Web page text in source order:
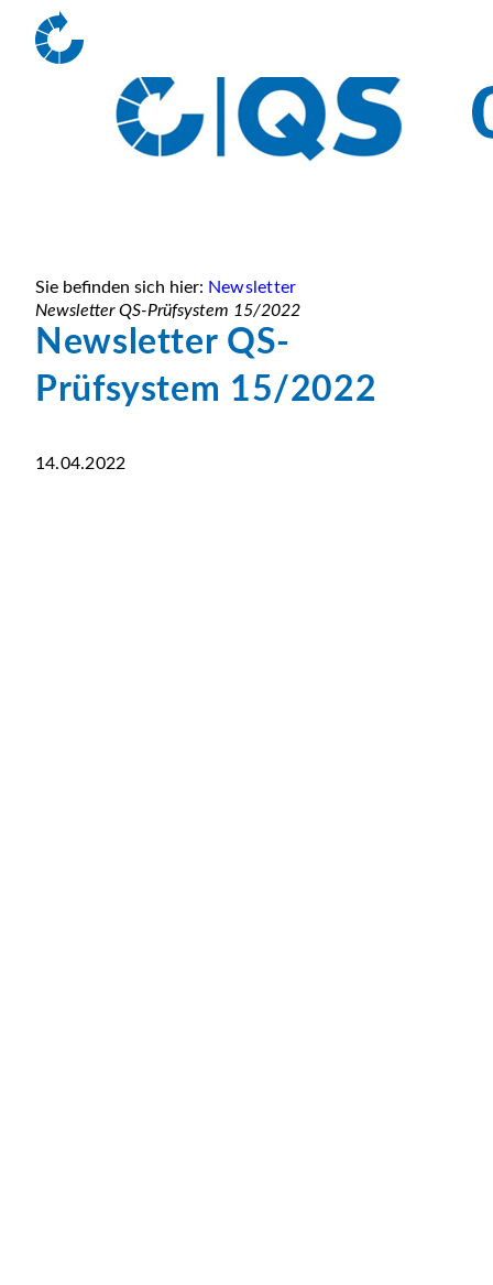
Sie befinden sich hier: Newsletter
Newsletter QS-Prüfsystem 15/2022
Newsletter QS-
Prüfsystem 15/2022
14.04.2022